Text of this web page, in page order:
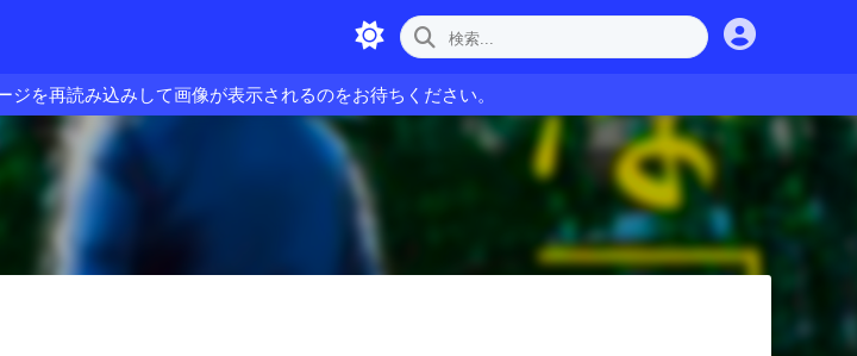
を再読み込みして画像が表示されるのをお待ちください。